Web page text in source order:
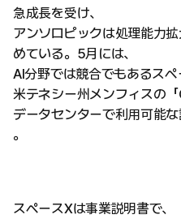
急成長を受け、
アンソロピックは処理能力
めている。5月には、
AI分野では競合でもあるス
米テネシー州メンフィスの「
データセンターで利用可能
。
スペースXは事業説明書で、